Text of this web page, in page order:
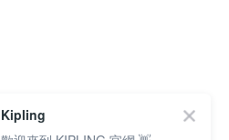
Kipling